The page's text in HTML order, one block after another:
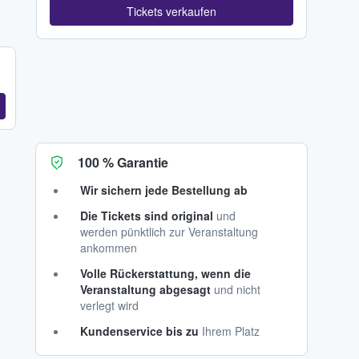
Tickets verkaufen
100 % Garantie
Wir sichern jede Bestellung ab
Die Tickets sind original und
werden pünktlich zur Veranstaltung
ankommen
Volle Rückerstattung, wenn die
Veranstaltung abgesagt und nicht
verlegt wird
Kundenservice bis zu Ihrem Platz